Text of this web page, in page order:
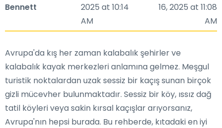
Bennett
2025 at 10:14
AM
16, 2025 at 11:08
AM
Avrupa'da kış her zaman kalabalık şehirler ve
kalabalık kayak merkezleri anlamına gelmez. Meşgul
turistik noktalardan uzak sessiz bir kaçış sunan birçok
gizli mücevher bulunmaktadır. Sessiz bir köy, ıssız dağ
tatil köyleri veya sakin kırsal kaçışlar arıyorsanız,
Avrupa'nın hepsi burada. Bu rehberde, kıtadaki en iyi